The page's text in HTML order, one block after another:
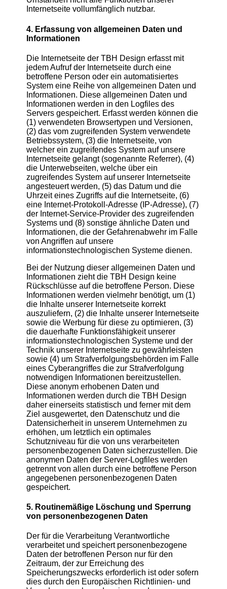
Internetseite vollumfänglich nutzbar.
4. Erfassung von allgemeinen Daten und
Informationen
Die Internetseite der TBH Design erfasst mit
jedem Aufruf der Internetseite durch eine
betroffene Person oder ein automatisiertes
System eine Reihe von allgemeinen Daten und
Informationen. Diese allgemeinen Daten und
Informationen werden in den Logfiles des
Servers gespeichert. Erfasst werden können die
(1) verwendeten Browsertypen und Versionen,
(2) das vom zugreifenden System verwendete
Betriebssystem, (3) die Internetseite, von
welcher ein zugreifendes System auf unsere
Internetseite gelangt (sogenannte Referrer), (4)
die Unterwebseiten, welche über ein
zugreifendes System auf unserer Internetseite
angesteuert werden, (5) das Datum und die
Uhrzeit eines Zugriffs auf die Internetseite, (6)
eine Internet-Protokoll-Adresse (IP-Adresse), (7)
der Internet-Service-Provider des zugreifenden
Systems und (8) sonstige ähnliche Daten und
Informationen, die der Gefahrenabwehr im Falle
von Angriffen auf unsere
informationstechnologischen Systeme dienen.
Bei der Nutzung dieser allgemeinen Daten und
Informationen zieht die TBH Design keine
Rückschlüsse auf die betroffene Person. Diese
Informationen werden vielmehr benötigt, um (1)
die Inhalte unserer Internetseite korrekt
auszuliefern, (2) die Inhalte unserer Internetseite
sowie die Werbung für diese zu optimieren, (3)
die dauerhafte Funktionsfähigkeit unserer
informationstechnologischen Systeme und der
Technik unserer Internetseite zu gewährleisten
sowie (4) um Strafverfolgungsbehörden im Falle
eines Cyberangriffes die zur Strafverfolgung
notwendigen Informationen bereitzustellen.
Diese anonym erhobenen Daten und
Informationen werden durch die TBH Design
daher einerseits statistisch und ferner mit dem
Ziel ausgewertet, den Datenschutz und die
Datensicherheit in unserem Unternehmen zu
erhöhen, um letztlich ein optimales
Schutzniveau für die von uns verarbeiteten
personenbezogenen Daten sicherzustellen. Die
anonymen Daten der Server-Logfiles werden
getrennt von allen durch eine betroffene Person
angegebenen personenbezogenen Daten
gespeichert.
5. Routinemäßige Löschung und Sperrung
von personenbezogenen Daten
Der für die Verarbeitung Verantwortliche
verarbeitet und speichert personenbezogene
Daten der betroffenen Person nur für den
Zeitraum, der zur Erreichung des
Speicherungszwecks erforderlich ist oder sofern
dies durch den Europäischen Richtlinien- und